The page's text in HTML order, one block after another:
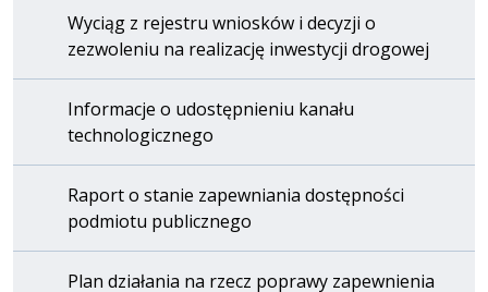
Wyciąg z rejestru wniosków i decyzji o
zezwoleniu na realizację inwestycji drogowej
Informacje o udostępnieniu kanału
technologicznego
Raport o stanie zapewniania dostępności
podmiotu publicznego
Plan działania na rzecz poprawy zapewnienia